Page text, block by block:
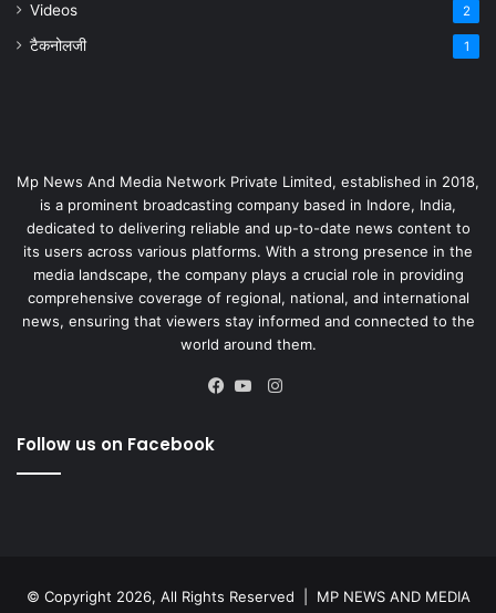
Videos 2
टैकनोलजी 1
Mp News And Media Network Private Limited, established in 2018,
is a prominent broadcasting company based in Indore, India,
dedicated to delivering reliable and up-to-date news content to
its users across various platforms. With a strong presence in the
media landscape, the company plays a crucial role in providing
comprehensive coverage of regional, national, and international
news, ensuring that viewers stay informed and connected to the
world around them.
Instagram
Follow us on Facebook
© Copyright 2026, All Rights Reserved | MP NEWS AND MEDIA